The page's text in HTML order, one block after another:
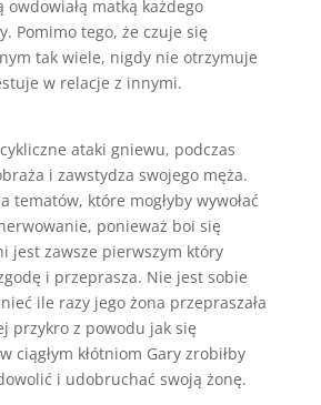
matką każdego
Pomimo tego, że czuje się
tak wiele, nigdy nie otrzymuje
w relacje z innymi.
ataki gniewu, podczas
i zawstydza swojego męża.
tematów, które mogłyby wywołać
ponieważ boi się
jest zawsze pierwszym który
i przeprasza. Nie jest sobie
ile razy jego żona przepraszała
przykro z powodu jak się
ciągłym kłótniom Gary zrobiłby
i udobruchać swoją żonę.